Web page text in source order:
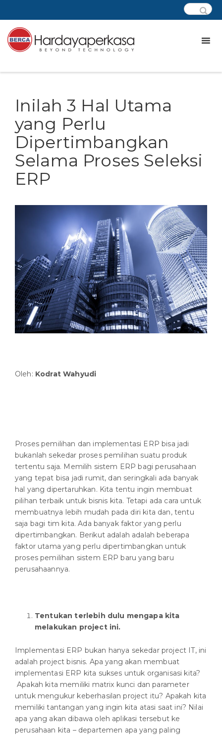
Inilah 3 Hal Utama
yang Perlu
Dipertimbangkan
Selama Proses Seleksi
ERP
Oleh: Kodrat Wahyudi
Proses pemilihan dan implementasi ERP bisa jadi
bukanlah sekedar proses pemilihan suatu produk
tertentu saja. Memilih sistem ERP bagi perusahaan
yang tepat bisa jadi rumit, dan seringkali ada banyak
hal yang dipertaruhkan. Kita tentu ingin membuat
pilihan terbaik untuk bisnis kita. Tetapi ada cara untuk
membuatnya lebih mudah pada diri kita dan, tentu
saja bagi tim kita. Ada banyak faktor yang perlu
dipertimbangkan. Berikut adalah adalah beberapa
faktor utama yang perlu dipertimbangkan untuk
proses pemilihan sistem ERP baru yang baru
perusahaannya.
Tentukan terlebih dulu mengapa kita
melakukan project ini.
Implementasi ERP bukan hanya sekedar project IT, ini
adalah project bisnis. Apa yang akan membuat
implementasi ERP kita sukses untuk organisasi kita?
Apakah kita memiliki matrix kunci dan parameter
untuk mengukur keberhasilan project itu? Apakah kita
memiliki tantangan yang ingin kita atasi saat ini? Nilai
apa yang akan dibawa oleh aplikasi tersebut ke
perusahaan kita – departemen apa yang paling